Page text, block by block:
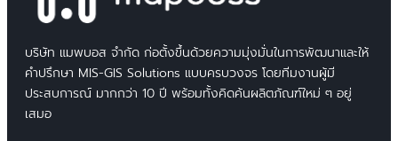
บริษัท แมพบอส จำกัด ก่อตั้งขึ้นด้วยความมุ่งมั่นในการพัฒนาและให้
คำปรึกษา MIS-GIS Solutions แบบครบวงจร โดยทีมงานผู้มี
ประสบการณ์ มากกว่า 10 ปี พร้อมทั้งคิดค้นผลิตภัณฑ์ใหม่ ๆ อยู่
เสมอ